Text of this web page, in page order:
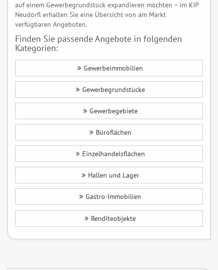
auf einem Gewerbegrundstück expandieren möchten – im KIP
Neudörfl erhalten Sie eine Übersicht von am Markt
verfügbaren Angeboten.
Finden Sie passende Angebote in folgenden
Kategorien:
Gewerbeimmobilien
Gewerbegrundstücke
Gewerbegebiete
Büroflächen
Einzelhandelsflächen
Hallen und Lager
Gastro-Immobilien
Renditeobjekte